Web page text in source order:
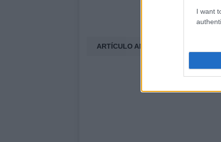
I want
ARTÍCULO ANTERIOR